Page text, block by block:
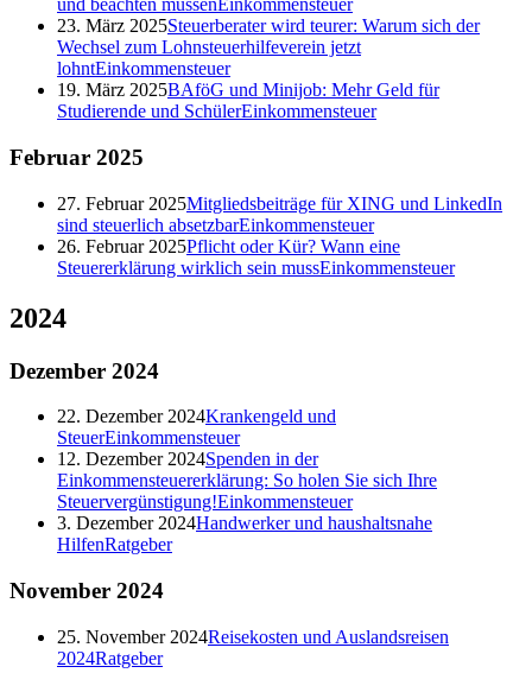
und beachten müssen Einkommensteuer
23. März 2025Steuerberater wird teurer: Warum sich der
Wechsel zum Lohnsteuerhilfeverein jetzt
lohntEinkommensteuer
19. März 2025BAföG und Minijob: Mehr Geld für
Studierende und SchülerEinkommensteuer
Februar 2025
27. Februar 2025Mitgliedsbeiträge für XING und LinkedIn
sind steuerlich absetzbarEinkommensteuer
26. Februar 2025Pflicht oder Kür? Wann eine
Steuererklärung wirklich sein mussEinkommensteuer
2024
Dezember 2024
22. Dezember 2024Krankengeld und
SteuerEinkommensteuer
12. Dezember 2024Spenden in der
Einkommensteuererklärung: So holen Sie sich Ihre
Steuervergünstigung!Einkommensteuer
3. Dezember 2024Handwerker und haushaltsnahe
HilfenRatgeber
November 2024
25. November 2024Reisekosten und Auslandsreisen
2024Ratgeber